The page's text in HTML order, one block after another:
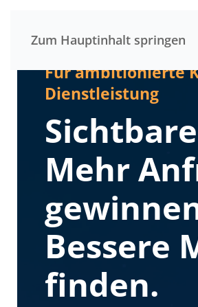
Zum Hauptinhalt springen
Für ambitionierte
Dienstleistung
Mehr
Bessere
finden.